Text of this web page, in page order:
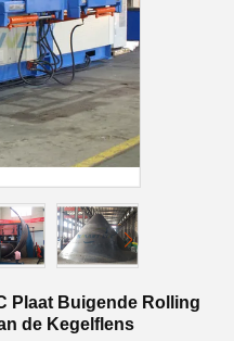
Plaat Buigende Rolling
de Kegelflens